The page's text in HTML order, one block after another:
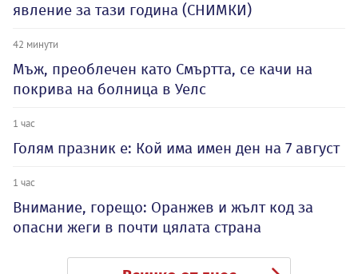
явление за тази година (СНИМКИ)
42 минути
Мъж, преоблечен като Смъртта, се качи на
покрива на болница в Уелс
1 час
Голям празник е: Кой има имен ден на 7 август
1 час
Внимание, горещо: Оранжев и жълт код за
опасни жеги в почти цялата страна